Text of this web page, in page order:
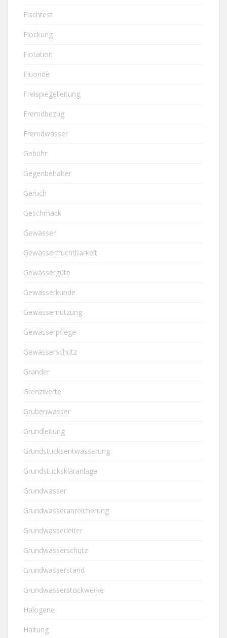
Fischtest
Flockung
Flotation
Fluoride
Freispiegelleitung
Fremdbezug
Fremdwasser
Gebühr
Gegenbehälter
Geruch
Geschmack
Gewässer
Gewässerfruchtbarkeit
Gewässergüte
Gewässerkunde
Gewässernutzung
Gewässerpflege
Gewässerschutz
Grander
Grenzwerte
Grubenwasser
Grundleitung
Grundstücksentwässerung
Grundstückskläranlage
Grundwasser
Grundwasseranreicherung
Grundwasserleiter
Grundwasserschutz
Grundwasserstand
Grundwasserstockwerke
Halogene
Haltung